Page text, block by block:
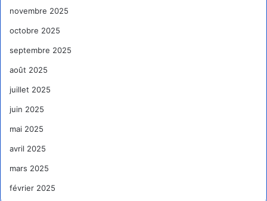
novembre 2025
octobre 2025
septembre 2025
août 2025
juillet 2025
juin 2025
mai 2025
avril 2025
mars 2025
février 2025